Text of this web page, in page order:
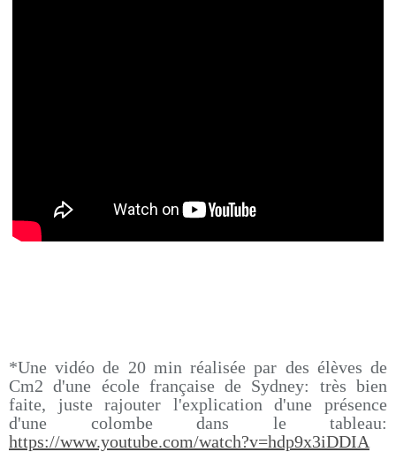
*Une vidéo de 20 min réalisée par des élèves de
Cm2 d'une école française de Sydney: très bien
faite, juste rajouter l'explication d'une présence
d'une colombe dans le tableau:
https://www.youtube.com/watch?v=hdp9x3iDDIA